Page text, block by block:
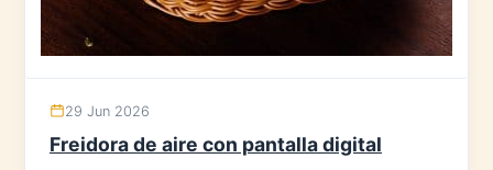
29 Jun 2026
Freidora de aire con pantalla digital